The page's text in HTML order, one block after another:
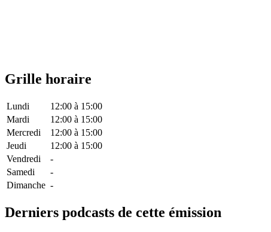
Grille horaire
Lundi 12:00 à 15:00
Mardi
12:00 à 15:00
Mercredi
12:00 à 15:00
Jeudi
12:00 à 15:00
Vendredi
-
Samedi
-
Dimanche -
Derniers podcasts de cette émission